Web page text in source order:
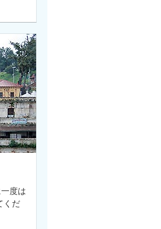
度は
くだ